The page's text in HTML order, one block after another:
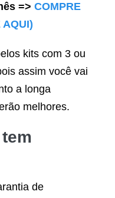
=> COMPRE
AQUI)
kits com 3 ou
assim você vai
a longa
melhores.
tem
de